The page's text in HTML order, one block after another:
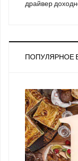
драйвер
ПОПУЛЯРНОЕ